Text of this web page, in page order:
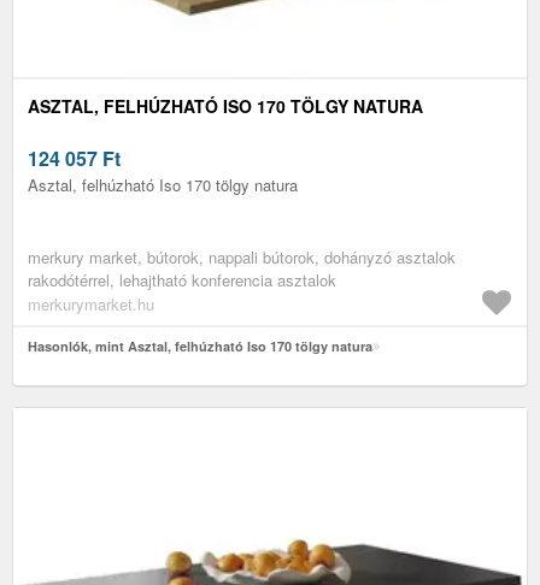
ASZTAL, FELHÚZHATÓ ISO 170 TÖLGY NATURA
124 057 Ft
Asztal, felhúzható Iso 170 tölgy natura
merkury market, bútorok, nappali bútorok, dohányzó asztalok
rakodótérrel, lehajtható konferencia asztalok
merkurymarket.hu
Hasonlók, mint Asztal, felhúzható Iso 170 tölgy natura